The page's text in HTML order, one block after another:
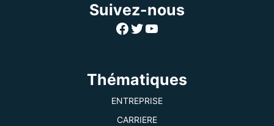
Suivez-nous
Facebook
Twitter
YouTube
Thématiques
ENTREPRISE
CARRIERE